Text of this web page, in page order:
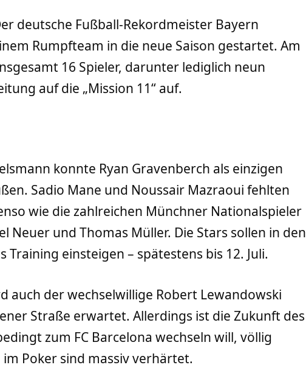
deutsche Fußball-Rekordmeister Bayern
Rumpfteam in die neue Saison gestartet. Am
16 Spieler, darunter lediglich neun
auf die „Mission 11“ auf.
konnte Ryan Gravenberch als einzigen
Sadio Mane und Noussair Mazraoui fehlten
wie die zahlreichen Münchner Nationalspieler
Neuer und Thomas Müller. Die Stars sollen in den
Training einsteigen – spätestens bis 12. Juli.
auch der wechselwillige Robert Lewandowski
Straße erwartet. Allerdings ist die Zukunft des
zum FC Barcelona wechseln will, völlig
Poker sind massiv verhärtet.